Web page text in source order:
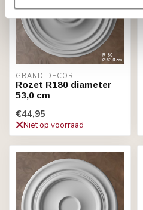
GRAND DECOR
Rozet R180 diameter
53,0 cm
€44,95
Niet op voorraad